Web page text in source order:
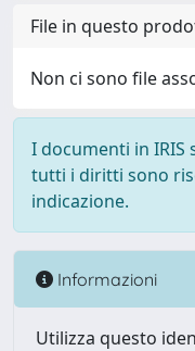
File in questo
Non ci sono file
I documenti in
tutti i diritti sono
indicazione.
Informazioni
Utilizza questo